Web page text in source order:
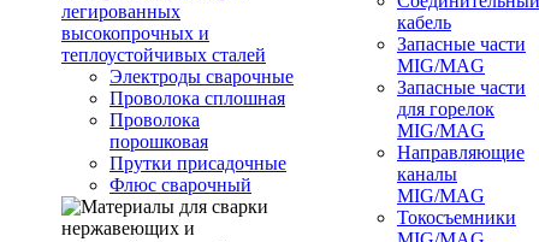
легированных
высокопрочных и
теплоустойчивых сталей
Электроды сварочные
Проволока сплошная
Проволока
порошковая
Прутки присадочные
Флюс сварочный
кабель
Запасные части
MIG/MAG
Запасные части
для горелок
MIG/MAG
Направляющие
каналы
MIG/MAG
Токосъемники